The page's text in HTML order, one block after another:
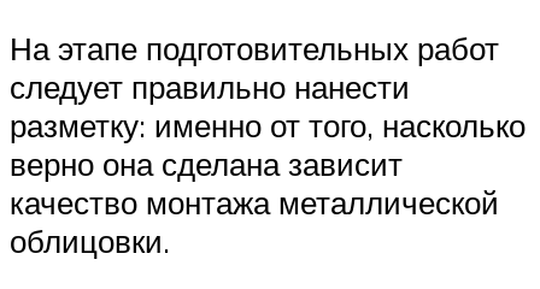
На этапе подготовительных работ
следует правильно нанести
разметку: именно от того, насколько
верно она сделана зависит
качество монтажа металлической
облицовки.